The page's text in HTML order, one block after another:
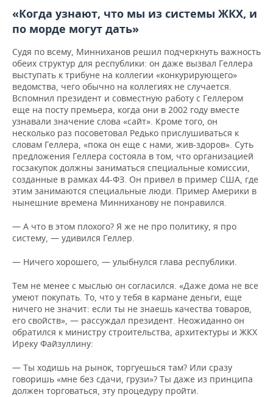
«Когда узнают, что мы из системы ЖКХ, и
по морде могут дать»
Судя по всему, Минниханов решил подчеркнуть важность
обеих структур для республики: он даже вызвал Геллера
выступать к трибуне на коллегии «конкурирующего»
ведомства, чего обычно на коллегиях не случается.
Вспомнил президент и совместную работу с Геллером
еще на посту премьера, когда они в 2002 году вместе
узнавали значение слова «сайт». Кроме того, он
несколько раз посоветовал Редько прислушиваться к
словам Геллера, «пока он еще с нами, жив-здоров». Суть
предложения Геллера состояла в том, что организацией
госзакупок должны заниматься специальные комиссии,
созданные в рамках 44-ФЗ. Он привел в пример США, где
этим занимаются специальные люди. Пример Америки в
нынешние времена Минниханову не понравился.
— А что в этом плохого? Я же не про политику, я про
систему, — удивился Геллер.
— Ничего хорошего, — улыбнулся глава республики.
Тем не менее с мыслью он согласился. «Даже дома не все
умеют покупать. То, что у тебя в кармане деньги, еще
ничего не значит: если ты не знаешь качества товаров,
его свойств», — рассуждал президент. Неожиданно он
обратился к министру строительства, архитектуры и ЖКХ
Иреку Файзуллину:
— Ты ходишь на рынок, торгуешься там? Или сразу
говоришь «мне без сдачи, грузи»? Ты даже из принципа
должен торговаться, эту процедуру пройти.